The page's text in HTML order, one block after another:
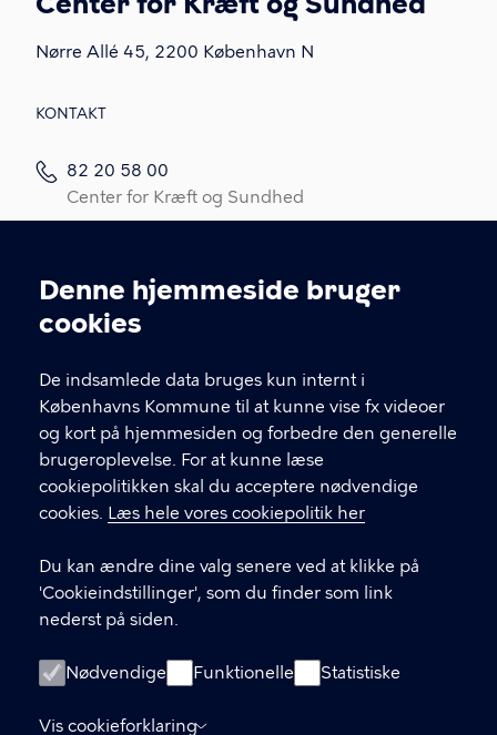
Cookieindstillinger
Denne hjemmeside bruger
cookies
De indsamlede data bruges kun internt i
Københavns Kommune til at kunne vise fx videoer
og kort på hjemmesiden og forbedre den generelle
brugeroplevelse. For at kunne læse
cookiepolitikken skal du acceptere nødvendige
cookies. Læs hele vores cookiepolitik her
Du kan ændre dine valg senere ved at klikke på
'Cookieindstillinger', som du finder som link
nederst på siden.
Nødvendige Funktionelle Statistiske
Vis cookieforklaring
Nørre Allé 45, 2200 København N
KONTAKT
82 20 58 00
Center for Kræft og Sundhed
Kontakt os
Det er vigtigt, du udfylder et spørgeskema i
forbindelse med din indledende, opfølgende
eller afsluttende samtale med din
kontaktperson.
In English
Praktisk information
Tilgængelighedserklæring
Cookiepolitik